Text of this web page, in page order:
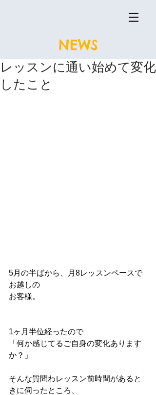
NEWS
レッスンに通い始めて変化
したこと
5月の半ばから、月8レッスンペースで
お越しの
お客様。
1ヶ月半位経ったので
「何か感じてるご自身の変化あります
か？」
そんな質問わレッスン前時間があると
きに伺ったところ、